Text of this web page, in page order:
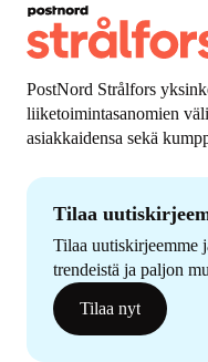
PostNord Strålfors
liiketoimintasanomien
asiakkaidensa sekä
Tilaa
Tilaa uutiskirjeemme
trendeistä ja paljon
Tilaa nyt